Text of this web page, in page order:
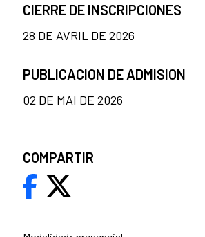
CIERRE DE INSCRIPCIONES
28 DE AVRIL DE 2026
PUBLICACION DE ADMISION
02 DE MAI DE 2026
COMPARTIR